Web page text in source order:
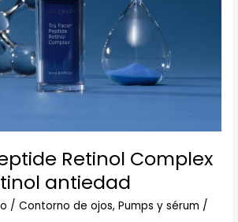
Retinol Complex
antiedad
/Contorno de ojos, Pumps y sérum /